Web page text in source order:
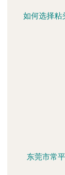
如何选择粘
东莞市常